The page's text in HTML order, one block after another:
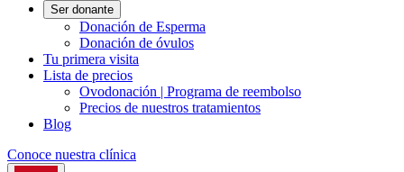
Ser donante
Donación de Esperma
Donación de óvulos
Tu primera visita
Lista de precios
Ovodonación | Programa de reembolso
Precios de nuestros tratamientos
Blog
Conoce nuestra clínica